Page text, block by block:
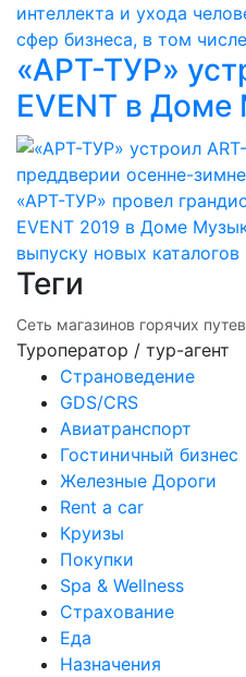
интеллекта и ухода
сфер бизнеса, в том
«АРТ-ТУР»
EVENT в
преддверии осенне-
«АРТ-ТУР» провел
EVENT 2019 в Доме
выпуску новых
Теги
Сеть магазинов горячих
Туроператор / тур-агент
Страноведение
GDS/CRS
Авиатранспорт
Гостиничный бизнес
Железные Дороги
Rent a car
Круизы
Покупки
Spa & Wellness
Страхование
Еда
Назначения